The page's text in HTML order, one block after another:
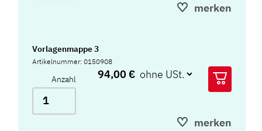
merken
Vorlagenmappe 3
Artikelnummer: 0150908
Anzahl 94,00 €
merken